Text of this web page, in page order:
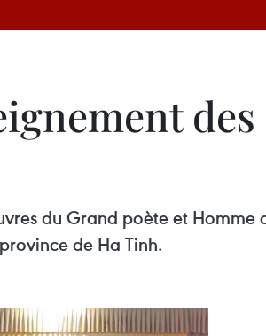
du Grand poète et
de Ha Tinh.